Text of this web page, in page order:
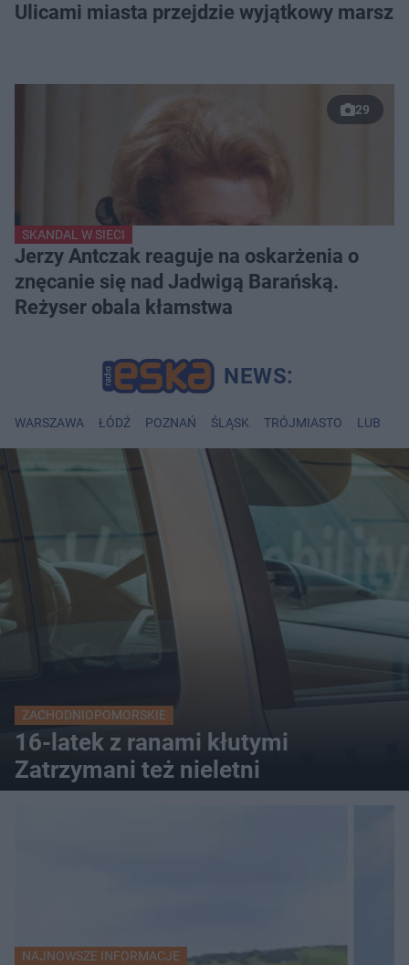
Ulicami miasta przejdzie wyjątkowy marsz
29
SKANDAL W SIECI
Jerzy Antczak reaguje na oskarżenia o
znęcanie się nad Jadwigą Barańską.
Reżyser obala kłamstwa
WARSZAWA ŁÓDŹ POZNAŃ ŚLĄSK TRÓJMIASTO LUBLIN
ZACHODNIOPOMORSKIE
16-latek z ranami kłutymi
Zatrzymani też nieletni
NAJNOWSZE INFORMACJE